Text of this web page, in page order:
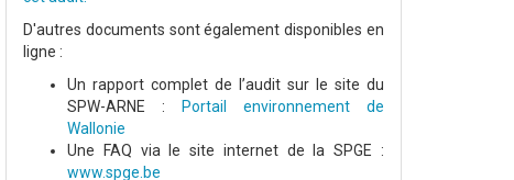
D'autres documents sont également disponibles en
ligne :
Un rapport complet de l’audit sur le site du
SPW-ARNE :
Portail environnement de
Wallonie
Une FAQ via le site internet de la SPGE :
www.spge.be